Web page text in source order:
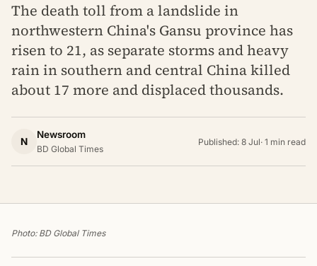
The death toll from a landslide in
northwestern China's Gansu province has
risen to 21, as separate storms and heavy
rain in southern and central China killed
about 17 more and displaced thousands.
N
Newsroom
BD Global Times
Published: 8 Jul· 1 min read
Photo: BD Global Times